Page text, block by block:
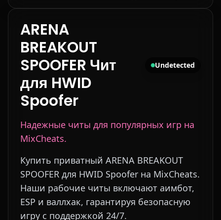
ARENA
BREAKOUT
SPOOFER Чит
для HWID
Spoofer
Undetected
Надежные читы для популярных игр на
MixCheats.
Купить приватный ARENA BREAKOUT
SPOOFER для HWID Spoofer на MixCheats.
Наши рабочие читы включают аимбот,
ESP и валлхак, гарантируя безопасную
игру с поддержкой 24/7.